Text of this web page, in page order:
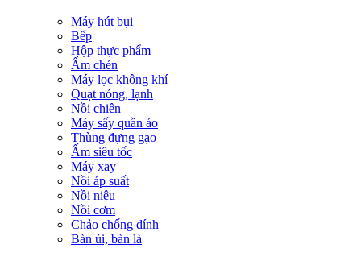
Máy hút bụi
Bếp
Hộp thực phẩm
Ấm chén
Máy lọc không khí
Quạt nóng, lạnh
Nồi chiên
Máy sấy quần áo
Thùng đựng gạo
Ấm siêu tốc
Máy xay
Nồi áp suất
Nồi niêu
Nồi cơm
Chảo chống dính
Bàn ủi, bàn là